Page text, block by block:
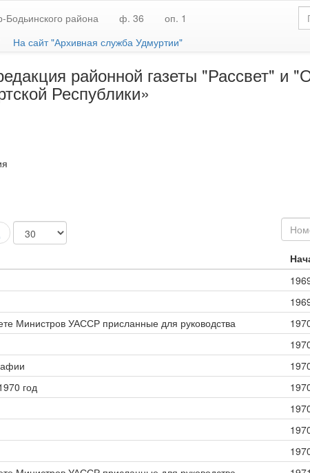
района ф. 36
оп. 1
На сайт "Архивная служба Удмуртии"
районной газеты "Рассвет" и
Республики»
Министров УАССР присланные для руководства
год